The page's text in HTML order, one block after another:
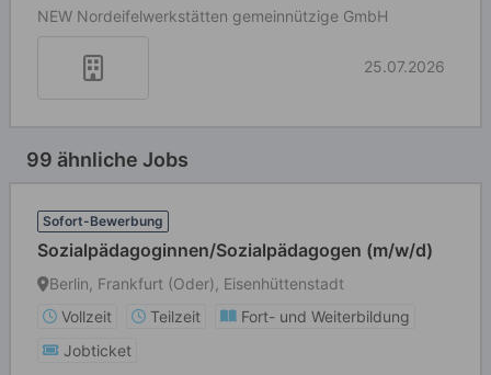
NEW Nordeifelwerkstätten gemeinnützige GmbH
25.07.2026
99 ähnliche Jobs
Sofort-Bewerbung
Sozialpädagoginnen/Sozialpädagogen (m/w/d)
Berlin, Frankfurt (Oder), Eisenhüttenstadt
Vollzeit
Teilzeit
Fort- und Weiterbildung
Jobticket